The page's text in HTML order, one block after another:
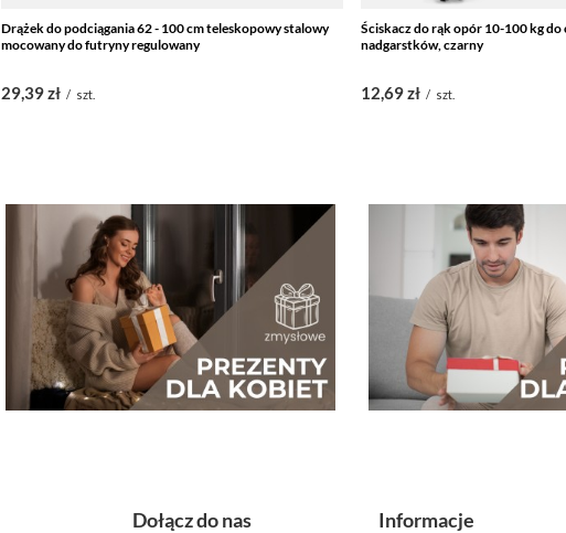
Drążek do podciągania 62 - 100 cm teleskopowy stalowy
mocowany do futryny regulowany
29,39 zł / szt.
Ściskacz do rąk opór 10-100 kg do
nadgarstków, czarny
12,69 zł / szt.
Dołącz do nas Informacje